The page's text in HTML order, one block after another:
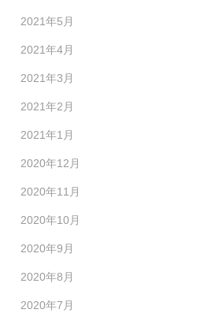
2021年5月
2021年4月
2021年3月
2021年2月
2021年1月
2020年12月
2020年11月
2020年10月
2020年9月
2020年8月
2020年7月